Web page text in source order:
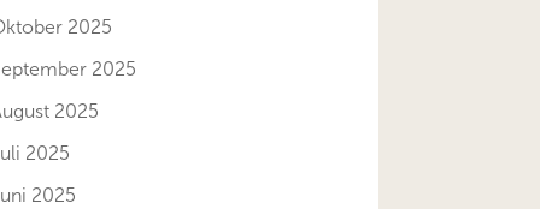
2025
2025
2025
2025
2025